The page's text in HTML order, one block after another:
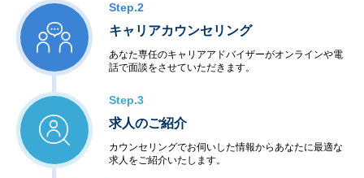
Step.2
キャリアカウンセリング
あなた専任のキャリアアドバイザーがオンラインや電
話で面談をさせていただきます。
Step.3
求人のご紹介
カウンセリングでお伺いした情報からあなたに最適な
求人をご紹介いたします。